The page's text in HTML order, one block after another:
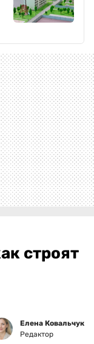
строят
Елена Ковальчук
Редактор